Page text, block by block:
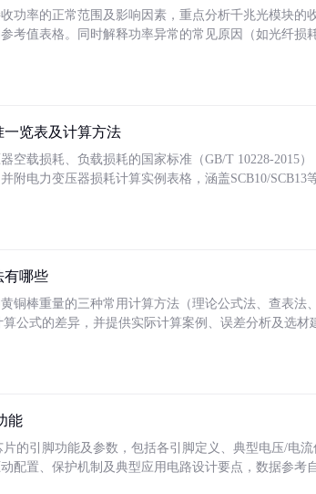
功率的正常范围及影响因素，重点分析千兆光模块的
考值表格。同时解释功率异常的常见原因（如光纤损
览表及计算方法
空载损耗、负载损耗的国家标准（GB/T 10228-2015
附电力变压器损耗计算实例表格，涵盖SCB10/
有哪些
铜棒重量的三种常用计算方法（理论公式法、查表法
算公式的差异，并提供实际计算案例、误差分析及选
能
片的引脚功能及参数，包括各引脚定义、典型电压/电
配置、保护机制及典型应用电路设计要点，数据参考